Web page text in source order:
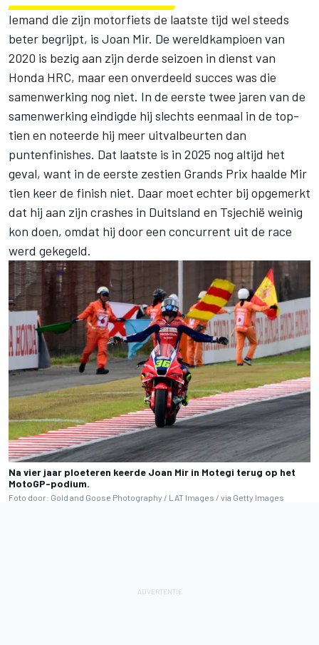
Iemand die zijn motorfiets de laatste tijd wel steeds
beter begrijpt, is Joan Mir. De wereldkampioen van
2020 is bezig aan zijn derde seizoen in dienst van
Honda HRC, maar een onverdeeld succes was die
samenwerking nog niet. In de eerste twee jaren van de
samenwerking eindigde hij slechts eenmaal in de top-
tien en noteerde hij meer uitvalbeurten dan
puntenfinishes. Dat laatste is in 2025 nog altijd het
geval, want in de eerste zestien Grands Prix haalde Mir
tien keer de finish niet. Daar moet echter bij opgemerkt
dat hij aan zijn crashes in Duitsland en Tsjechië weinig
kon doen, omdat hij door een concurrent uit de race
werd gekegeld.
Na vier jaar ploeteren keerde Joan Mir in Motegi terug op het
MotoGP-podium.
Foto door: Gold and Goose Photography / LAT Images / via Getty Images